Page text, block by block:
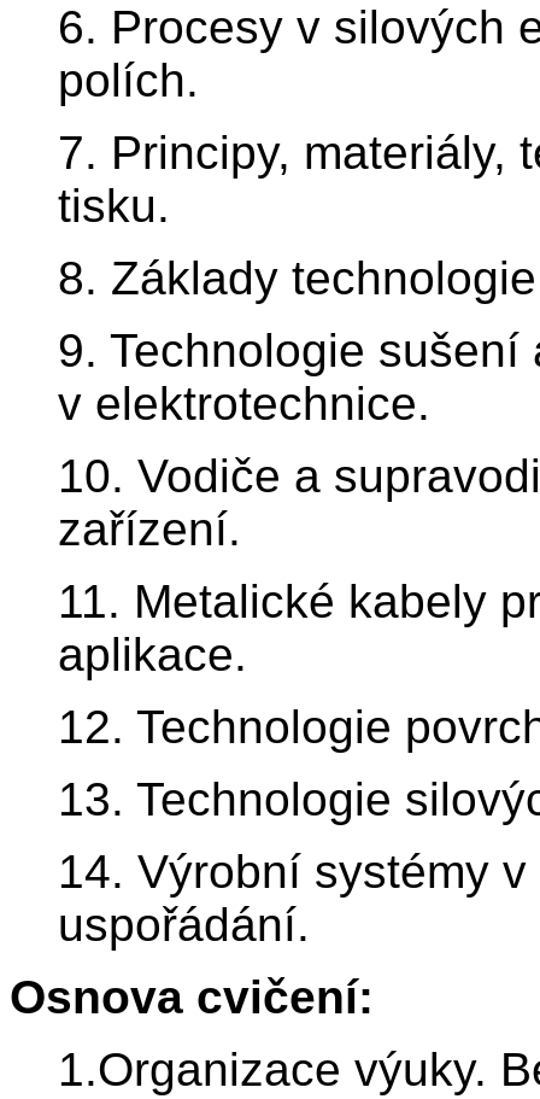
6. Procesy v silových
polích.
7. Principy, materiály,
tisku.
8. Základy
9. Technologie sušení
v elektrotechnice.
10. Vodiče a
zařízení.
11. Metalické kabely
aplikace.
12. Technologie
13. Technologie
14. Výrobní systémy
uspořádání.
Osnova cvičení:
1.Organizace výuky.